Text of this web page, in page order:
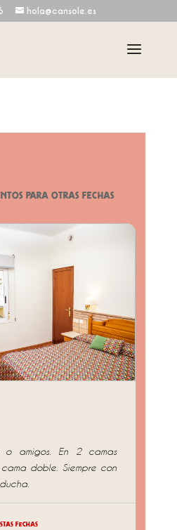
hola@cansole.es
para otras fechas
o amigos. En 2 camas
doble. Siempre con
fechas